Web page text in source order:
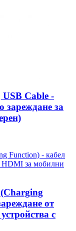
Cable -
зареждане за
от
с